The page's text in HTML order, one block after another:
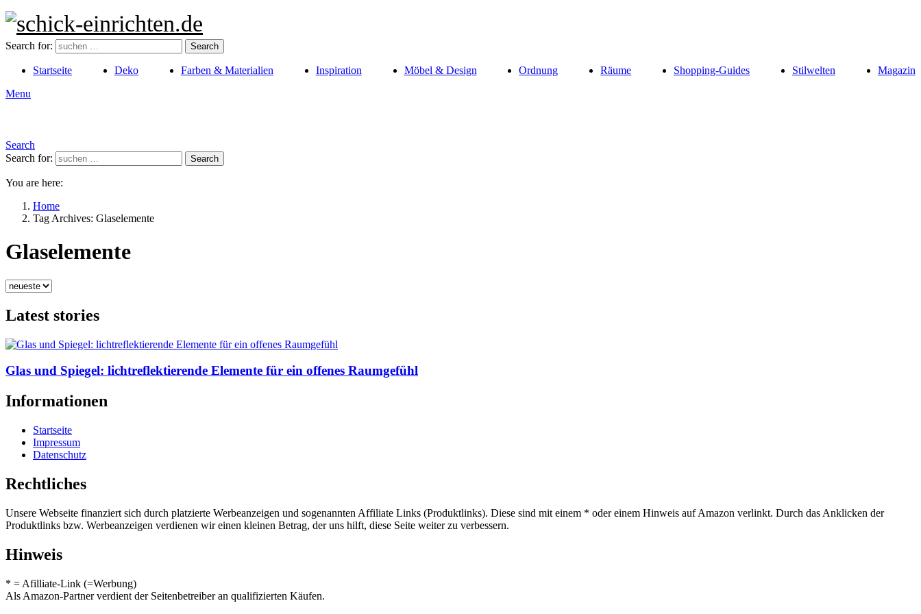
Search for: Search
Startseite Deko Farben & Materialien Inspiration Möbel & Design Ordnung Räume Shopping-Guides Stilwelten
Magazin
Menu
Search
Search for:
Search
You are here:
Home
Tag Archives: Glaselemente
Glaselemente
Latest stories
Glas und Spiegel: lichtreflektierende Elemente für ein offenes Raumgefühl
Informationen
Startseite
Impressum
Datenschutz
Rechtliches
Unsere Webseite finanziert sich durch platzierte Werbeanzeigen und sogenannten Affiliate Links (Produktlinks). Diese sind mit einem * oder einem Hinweis auf Amazon verlinkt. Durch das Anklicken der
Produktlinks bzw. Werbeanzeigen verdienen wir einen kleinen Betrag, der uns hilft, diese Seite weiter zu verbessern.
Hinweis
* = Afilliate-Link (=Werbung)
Als Amazon-Partner verdient der Seitenbetreiber an qualifizierten Käufen.